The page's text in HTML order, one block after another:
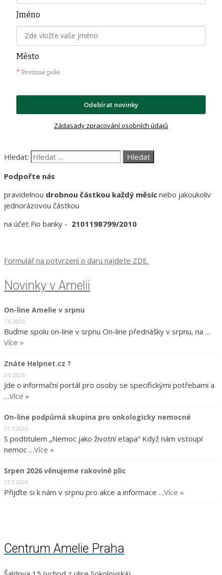
Jméno
Město
* Povinné pole
Odebírat novinky
Zádasady zpracování osobních údajů
Hledat:
Podpořte nás
pravidelnou drobnou částkou každý měsíc nebo jakoukoliv
jednorázovou částkou
na účet Fio banky - 2101198799/2010
Formulář na potvrzení o daru najdete ZDE.
Novinky v Amelii
On-line Amelie v srpnu
7.8.2026
Buďme spolu on-line v srpnu On-line přednášky v srpnu, na …
Více »
Znáte Helpnet.cz ?
3.8.2026
Jde o informační portál pro osoby se specifickými potřebami a
…Více »
On-line podpůrná skupina pro onkologicky nemocné
31.7.2026
S podtitulem „Nemoc jako životní etapa“ Když nám vstoupí
nemoc …Více »
Srpen 2026 věnujeme rakovině plic
27.7.2026
Přijďte si k nám v srpnu pro akce a informace …Více »
Centrum Amelie Praha